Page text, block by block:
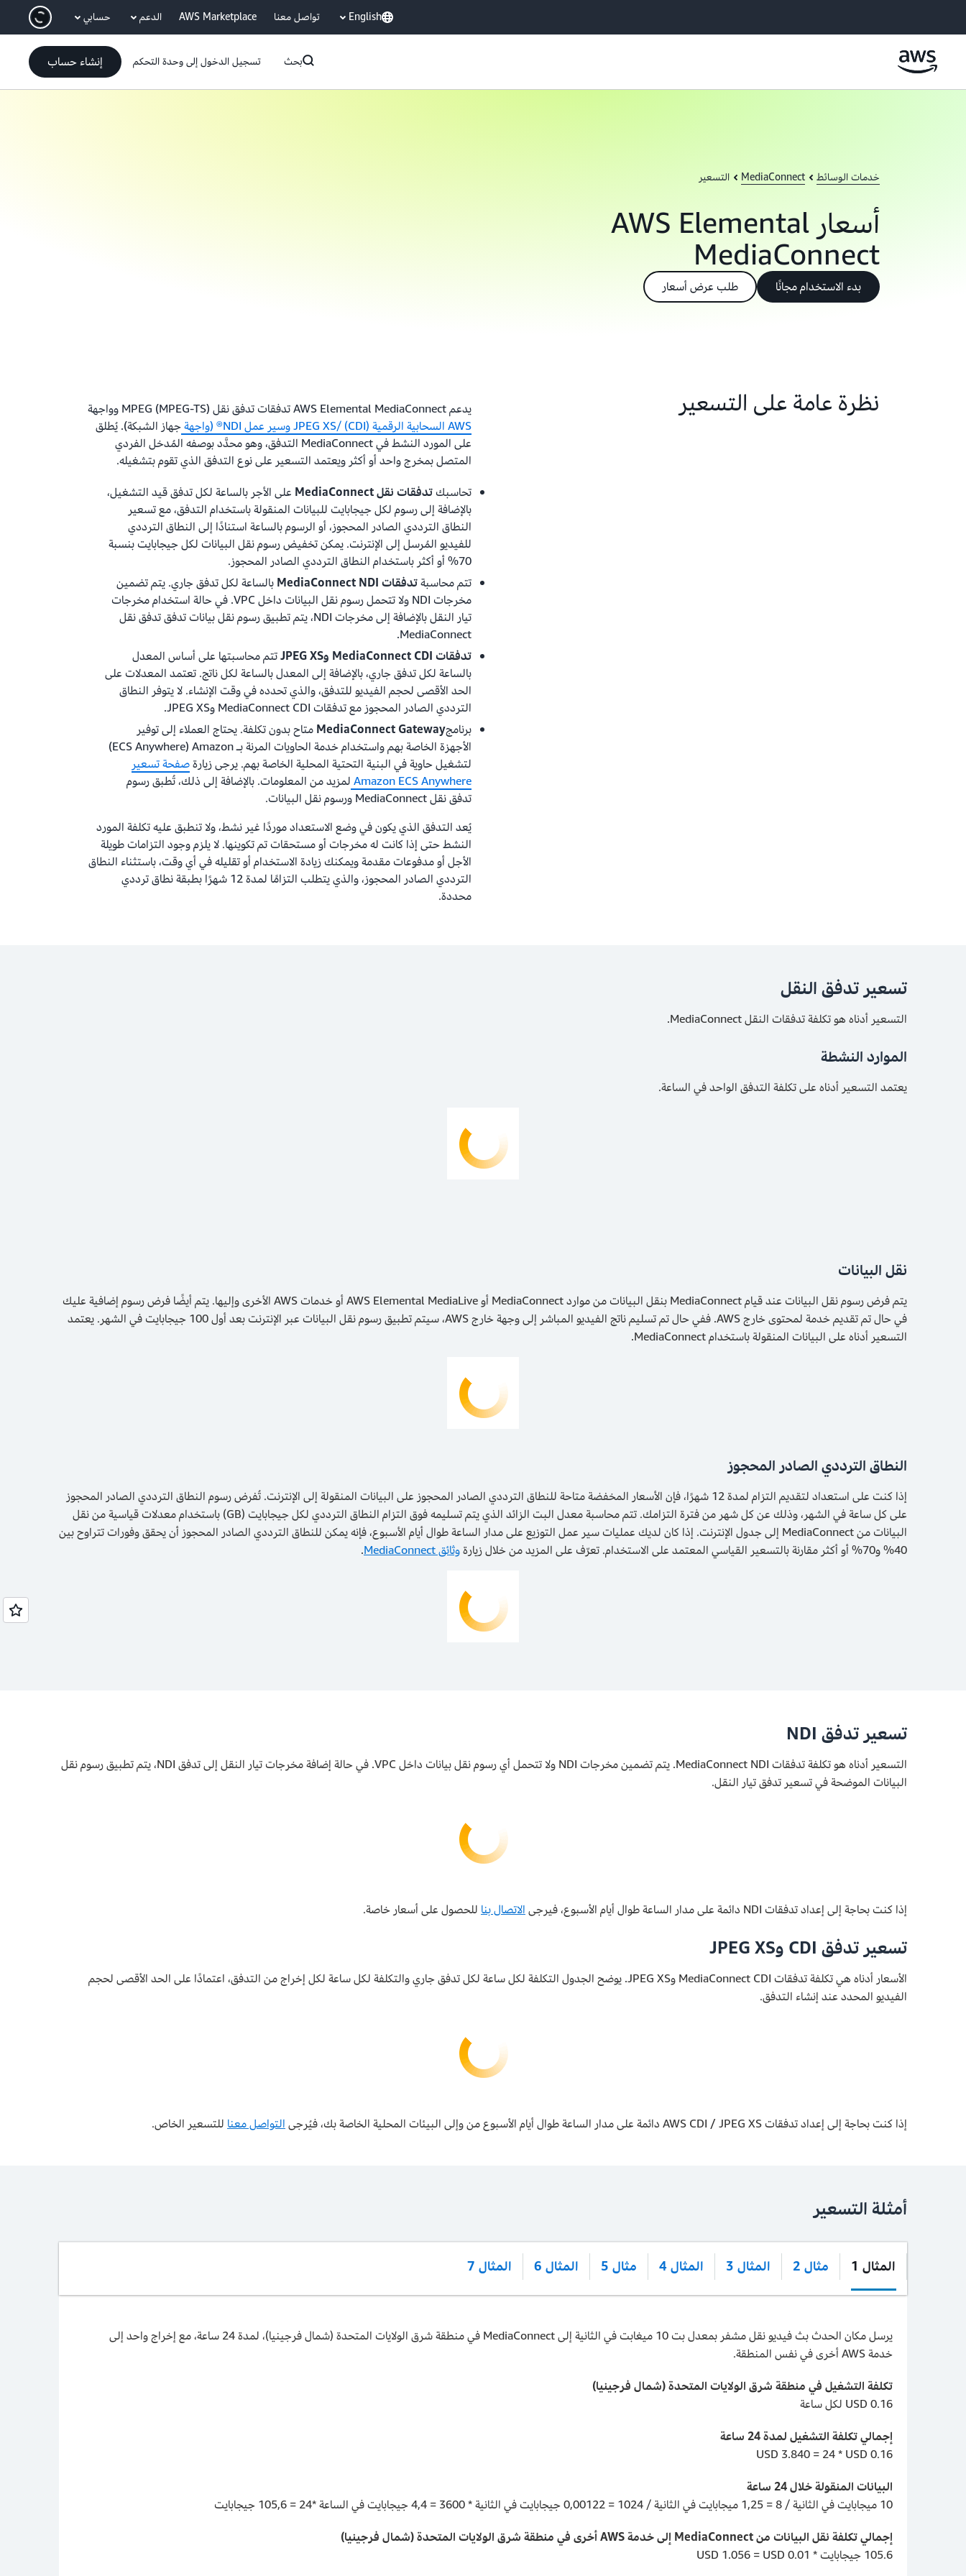
انتقل إلى المحتوى الرئيسي English تواصل معنا AWS Marketplace الدعم حسابي
بحث تسجيل الدخول إلى وحدة التحكم إنشاء حساب
خدمات الوسائط MediaConnect التسعير
أسعار AWS Elemental
MediaConnect
بدء الاستخدام مجانًا طلب عرض أسعار
نظرة عامة على التسعير
يدعم AWS Elemental MediaConnect تدفقات تدفق نقل MPEG (MPEG-TS) وواجهة
AWS السحابية الرقمية (CDI) /JPEG XS وسير عمل NDI® (واجهة
جهاز الشبكة). يُطلق
على المورد النشط في MediaConnect التدفق، وهو محدَّد بوصفه المُدخل الفردي
المتصل بمخرج واحد أو أكثر ويعتمد التسعير على نوع التدفق الذي تقوم بتشغيله.
تحاسبك تدفقات نقل MediaConnect
على الأجر بالساعة لكل تدفق قيد التشغيل،
بالإضافة إلى رسوم لكل جيجابايت للبيانات المنقولة باستخدام التدفق، مع تسعير
النطاق الترددي الصادر المحجوز، أو الرسوم بالساعة استنادًا إلى النطاق الترددي
للفيديو المُرسل إلى الإنترنت. يمكن تخفيض رسوم نقل البيانات لكل جيجابايت بنسبة
70% أو أكثر باستخدام النطاق الترددي الصادر المحجوز.
تتم محاسبةتدفقات MediaConnect NDI
بالساعة لكل تدفق جاري. يتم تضمين
مخرجات NDI ولا تتحمل رسوم نقل البيانات داخل VPC. في حالة استخدام مخرجات
تيار النقل بالإضافة إلى مخرجات NDI، يتم تطبيق رسوم نقل بيانات تدفق تدفق نقل
MediaConnect.
تدفقات MediaConnect CDI وJPEG XS
تتم محاسبتها على أساس المعدل
بالساعة لكل تدفق جاري، بالإضافة إلى المعدل بالساعة لكل ناتج. تعتمد المعدلات على
الحد الأقصى لحجم الفيديو للتدفق، والذي تحدده في وقت الإنشاء. لا يتوفر النطاق
الترددي الصادر المحجوز مع تدفقات MediaConnect CDI وJPEG XS.
برنامجMediaConnect Gateway متاح بدون تكلفة. يحتاج العملاء إلى توفير
الأجهزة الخاصة بهم واستخدام خدمة الحاويات المرنة بـ Amazon‏ (ECS Anywhere)
لتشغيل حاوية في البنية التحتية المحلية الخاصة بهم. يرجى زيارةصفحة تسعير
Amazon ECS Anywhere لمزيد من المعلومات. بالإضافة إلى ذلك، تُطبق رسوم
تدفق نقل MediaConnect ورسوم نقل البيانات.
يُعد التدفق الذي يكون في وضع الاستعداد موردًا غير نشط، ولا تنطبق عليه تكلفة المورد
النشط حتى إذا كانت له مخرجات أو مستحقات تم تكوينها. لا يلزم وجود التزامات طويلة
الأجل أو مدفوعات مقدمة ويمكنك زيادة الاستخدام أو تقليله في أي وقت، باستثناء النطاق
الترددي الصادر المحجوز، والذي يتطلب التزامًا لمدة 12 شهرًا بطبقة نطاق ترددي
محددة.
تسعير تدفق النقل
التسعير أدناه هو تكلفة تدفقات النقل MediaConnect.
الموارد النشطة
يعتمد التسعير أدناه على تكلفة التدفق الواحد في الساعة.
نقل البيانات
يتم فرض رسوم نقل البيانات عند قيام MediaConnect بنقل البيانات من موارد MediaConnect أو AWS Elemental MediaLive أو خدمات AWS الأخرى وإليها. يتم أيضًا فرض رسوم إضافية عليك
في حال تم تقديم خدمة لمحتوى خارج AWS. ففي حال تم تسليم ناتج الفيديو المباشر إلى وجهة خارج AWS، سيتم تطبيق رسوم نقل البيانات عبر الإنترنت بعد أول 100 جيجابايت في الشهر. يعتمد
التسعير أدناه على البيانات المنقولة باستخدام MediaConnect.
النطاق الترددي الصادر المحجوز
إذا كنت على استعداد لتقديم التزام لمدة 12 شهرًا، فإن الأسعار المخفضة متاحة للنطاق الترددي الصادر المحجوز على البيانات المنقولة إلى الإنترنت. تُفرض رسوم النطاق الترددي الصادر المحجوز
على كل ساعة في الشهر، وذلك عن كل شهر من فترة التزامك. تتم محاسبة معدل البت الزائد الذي يتم تسليمه فوق التزام النطاق الترددي لكل جيجابايت (GB) باستخدام معدلات قياسية من نقل
البيانات من MediaConnect إلى جدول الإنترنت. إذا كان لديك عمليات سير عمل التوزيع على مدار الساعة طوال أيام الأسبوع، فإنه يمكن للنطاق الترددي الصادر المحجوز أن يحقق وفورات تتراوح بين
40% و70% أو أكثر مقارنة بالتسعير القياسي المعتمد على الاستخدام. تعرّف على المزيد من خلال زيارة
وثائق MediaConnect .
تسعير تدفق NDI
التسعير أدناه هو تكلفة تدفقات MediaConnect NDI. يتم تضمين مخرجات NDI ولا تتحمل أي رسوم نقل بيانات داخل VPC. في حالة إضافة مخرجات تيار النقل إلى تدفق NDI، يتم تطبيق رسوم نقل
البيانات الموضحة في تسعير تدفق تيار النقل.
إذا كنت بحاجة إلى إعداد تدفقات NDI دائمة على مدار الساعة طوال أيام الأسبوع، فيرجى الاتصال بنا للحصول على أسعار خاصة.
تسعير تدفق CDI وJPEG XS
الأسعار أدناه هي تكلفة تدفقات MediaConnect CDI وJPEG XS. يوضح الجدول التكلفة لكل ساعة لكل تدفق جاري والتكلفة لكل ساعة لكل إخراج من التدفق، اعتمادًا على الحد الأقصى لحجم
الفيديو المحدد عند إنشاء التدفق.
إذا كنت بحاجة إلى إعداد تدفقات AWS CDI / JPEG XS دائمة على مدار الساعة طوال أيام الأسبوع من وإلى البيئات المحلية الخاصة بك، فيُرجى التواصل معنا للتسعير الخاص.
أمثلة التسعير
المثال 1 مثال 2 المثال 3 المثال 4 مثال 5 المثال 6 المثال 7
يرسل مكان الحدث بث فيديو نقل مشفر بمعدل بت 10 ميغابت في الثانية إلى MediaConnect في منطقة شرق الولايات المتحدة (شمال فرجينيا)، لمدة 24 ساعة، مع إخراج واحد إلى
خدمة AWS أخرى في نفس المنطقة.
تكلفة التشغيل في منطقة شرق الولايات المتحدة (شمال فرجينيا)
إجمالي تكلفة التشغيل لمدة 24 ساعة
البيانات المنقولة خلال 24 ساعة
إجمالي تكلفة نقل البيانات من MediaConnect إلى خدمة AWS أخرى في منطقة شرق الولايات المتحدة (شمال فرجينيا)